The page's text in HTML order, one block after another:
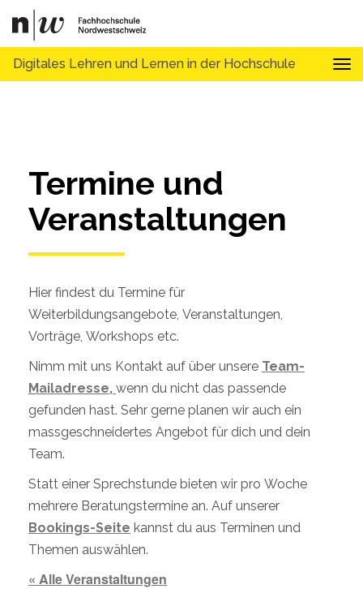
Digitales Lehren und Lernen in der Hochschule
Termine und
Veranstaltungen
Hier findest du Termine für
Weiterbildungsangebote, Veranstaltungen,
Vorträge, Workshops etc.
Nimm mit uns Kontakt auf über unsere Team-
Mailadresse, wenn du nicht das passende
gefunden hast. Sehr gerne planen wir auch ein
massgeschneidertes Angebot für dich und dein
Team.
Statt einer Sprechstunde bieten wir pro Woche
mehrere Beratungstermine an. Auf unserer
Bookings-Seite kannst du aus Terminen und
Themen auswählen.
« Alle Veranstaltungen